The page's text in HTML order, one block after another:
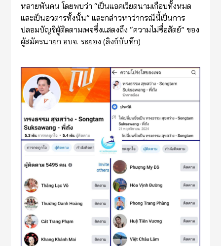
หลายพันคน โดยพบว่า “เป็นแอคเวียดนามเกือบทั้งหมด
และเป็นอวตารทั้งนั้น” และกล่าวหาว่ากรณีนี้เป็นการ
ปลอมบัญชีผู้ติดตามเพจซึ่งแสดงถึง “ความไม่ซื่อสัตย์” ของ
ผู้สมัครนายก อบจ. ระยอง(ลิงก์บันทึก)